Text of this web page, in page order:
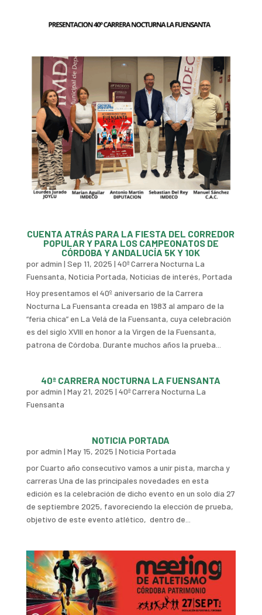
CUENTA ATRÁS PARA LA FIESTA DEL CORREDOR
POPULAR Y PARA LOS CAMPEONATOS DE
CÓRDOBA Y ANDALUCÍA 5K Y 10K
poradmin | Sep 11, 2025 | 40ª Carrera Nocturna La
Fuensanta, Noticia Portada, Noticias de interés, Portada
Hoy presentamos el 40º aniversario de la Carrera
Nocturna La Fuensanta creada en 1983 al amparo de la
“feria chica” en La Velá de la Fuensanta, cuya celebración
es del siglo XVIII en honor a la Virgen de la Fuensanta,
patrona de Córdoba. Durante muchos años la prueba...
40ª CARRERA NOCTURNA LA FUENSANTA
poradmin | May 21, 2025 | 40ª Carrera Nocturna La
Fuensanta
NOTICIA PORTADA
poradmin | May 15, 2025 | Noticia Portada
por Cuarto año consecutivo vamos a unir pista, marcha y
carreras Una de las principales novedades en esta
edición es la celebración de dicho evento en un solo día 27
de septiembre 2025, favoreciendo la elección de prueba,
objetivo de este evento atlético, dentro de...